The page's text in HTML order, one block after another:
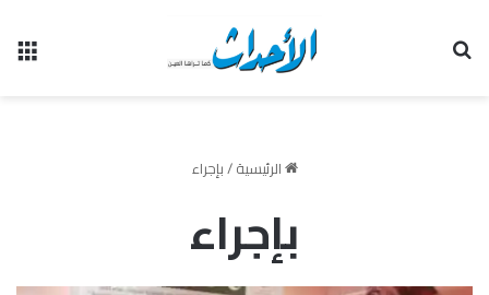
الرئيسية/بإجراء
بإجراء